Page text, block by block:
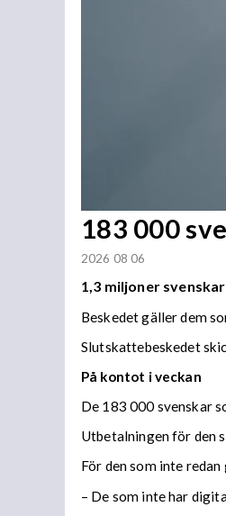
183 000
2026 08 06
1,3 miljoner
Beskedet gäller dem
Slutskattebeskedet
På kontot i veckan
De 183 000 svenskar
Utbetalningen för den
För den som inte
– De som inte har